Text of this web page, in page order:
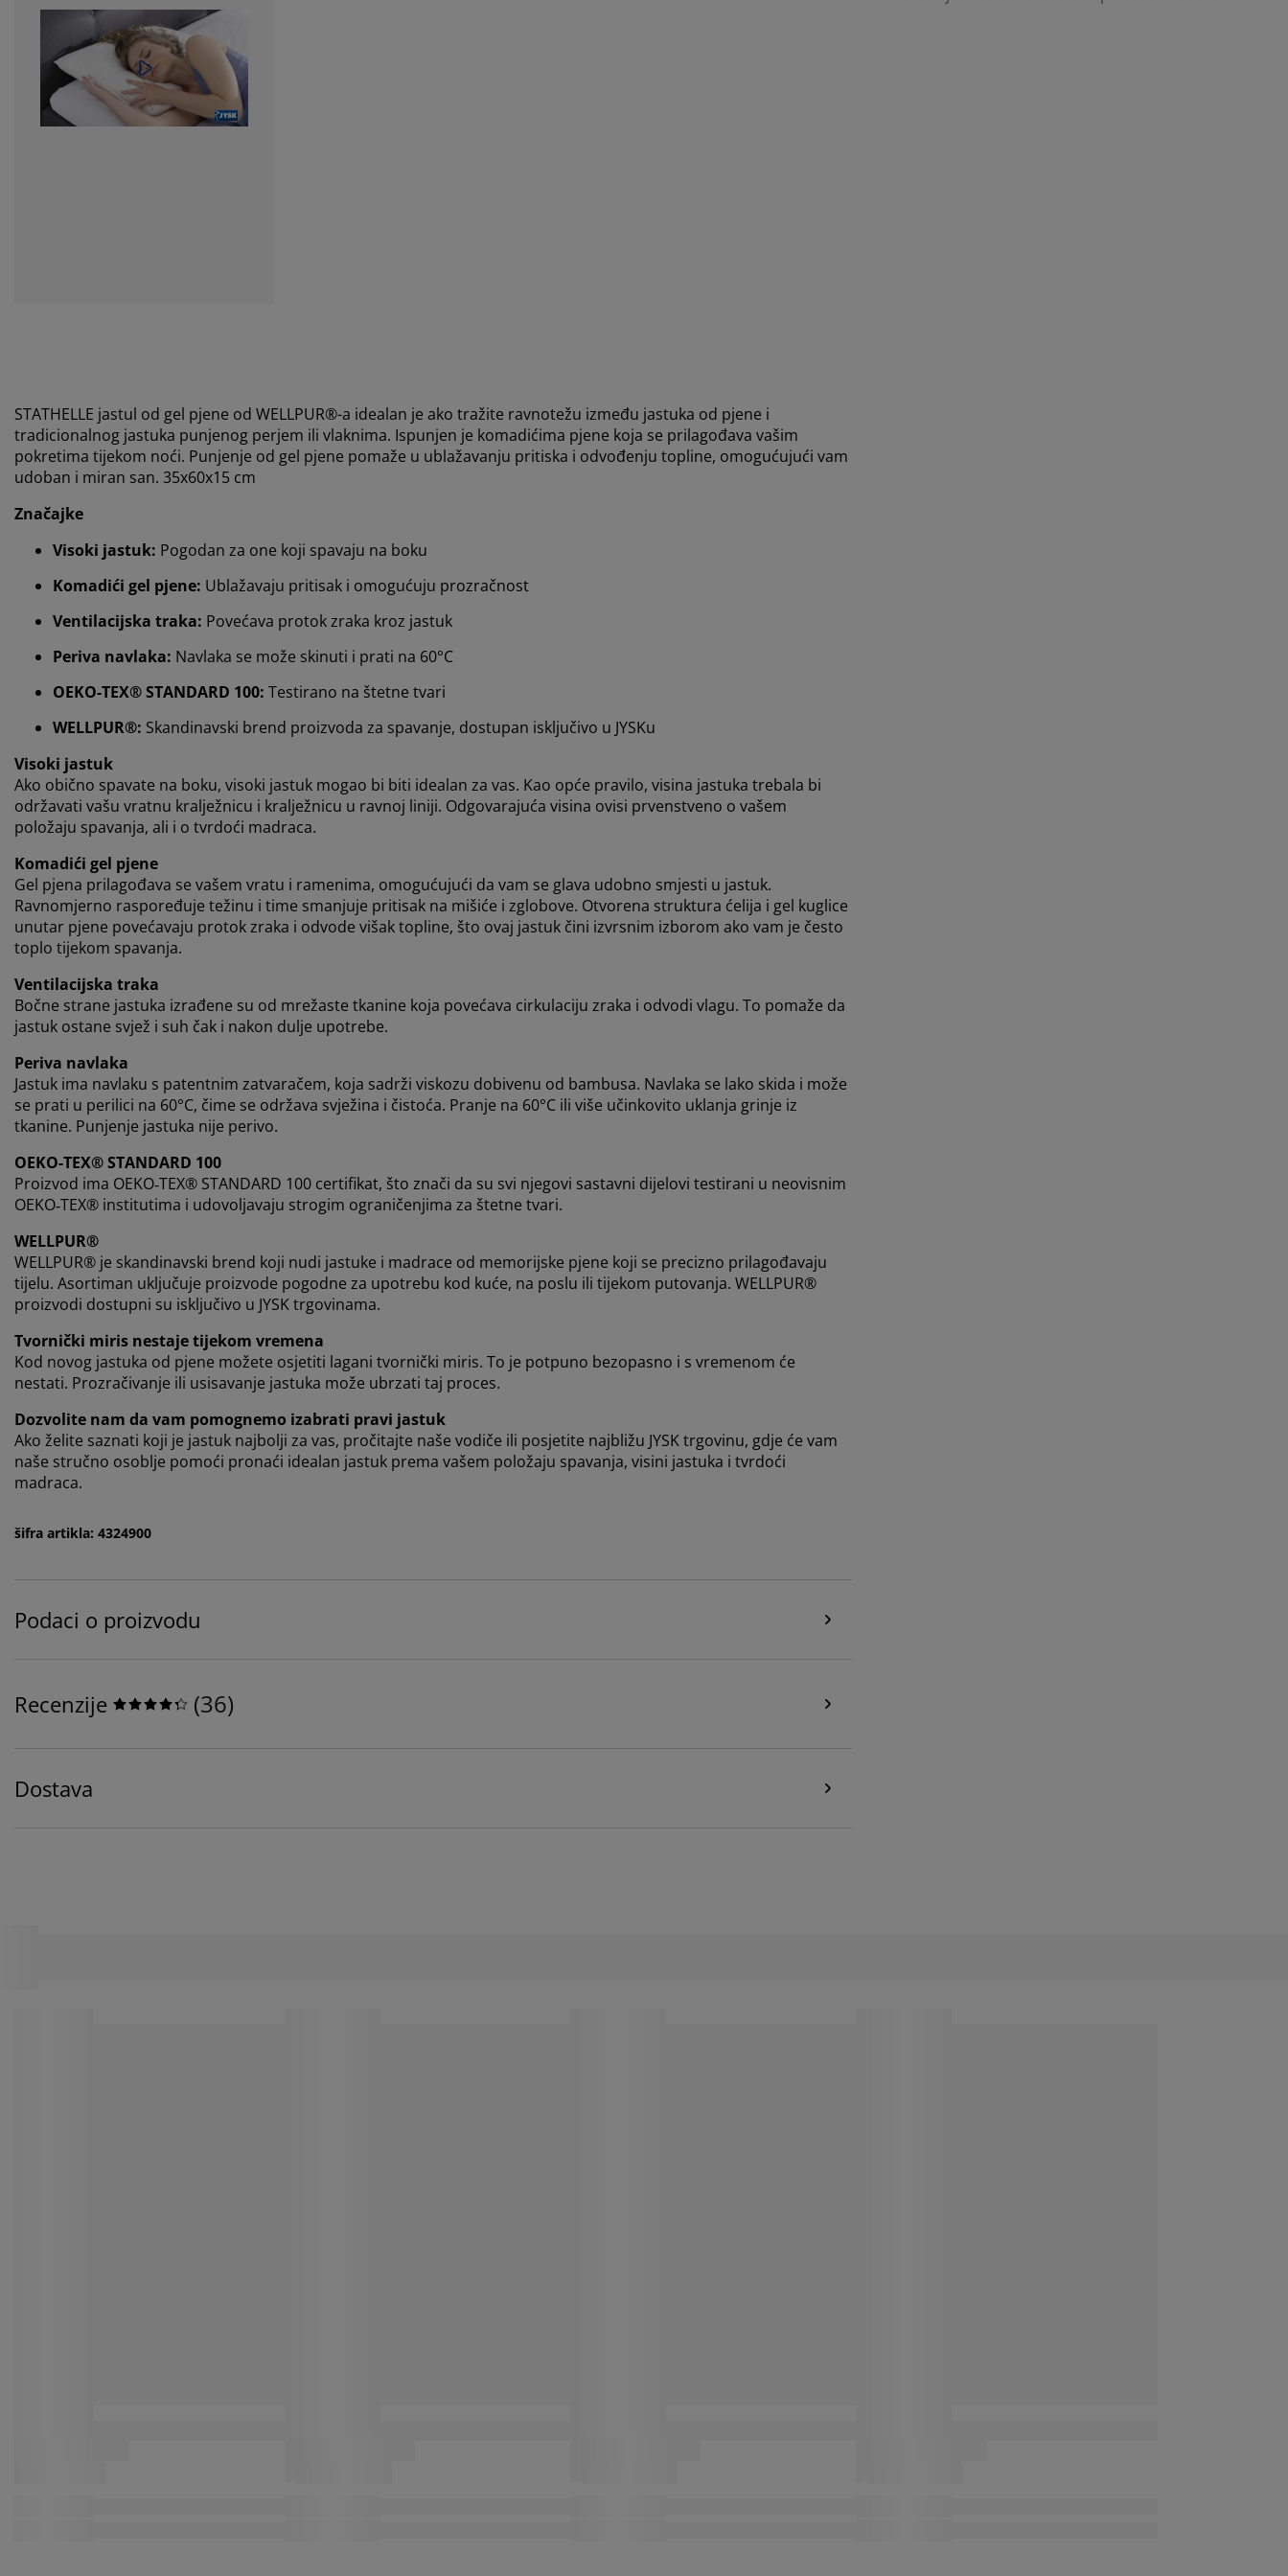
STATHELLE jastul od gel pjene od WELLPUR®-a idealan je ako tražite ravnotežu između jastuka od pjene i
tradicionalnog jastuka punjenog perjem ili vlaknima. Ispunjen je komadićima pjene koja se prilagođava vašim
pokretima tijekom noći. Punjenje od gel pjene pomaže u ublažavanju pritiska i odvođenju topline, omogućujući vam
udoban i miran san. 35x60x15 cm
Značajke
Visoki jastuk: Pogodan za one koji spavaju na boku
Komadići gel pjene: Ublažavaju pritisak i omogućuju prozračnost
Ventilacijska traka: Povećava protok zraka kroz jastuk
Periva navlaka: Navlaka se može skinuti i prati na 60°C
OEKO-TEX® STANDARD 100: Testirano na štetne tvari
WELLPUR®: Skandinavski brend proizvoda za spavanje, dostupan isključivo u JYSKu
Visoki jastuk
Ako obično spavate na boku, visoki jastuk mogao bi biti idealan za vas. Kao opće pravilo, visina jastuka trebala bi
održavati vašu vratnu kralježnicu i kralježnicu u ravnoj liniji. Odgovarajuća visina ovisi prvenstveno o vašem
položaju spavanja, ali i o tvrdoći madraca.
Komadići gel pjene
Gel pjena prilagođava se vašem vratu i ramenima, omogućujući da vam se glava udobno smjesti u jastuk.
Ravnomjerno raspoređuje težinu i time smanjuje pritisak na mišiće i zglobove. Otvorena struktura ćelija i gel kuglice
unutar pjene povećavaju protok zraka i odvode višak topline, što ovaj jastuk čini izvrsnim izborom ako vam je često
toplo tijekom spavanja.
Ventilacijska traka
Bočne strane jastuka izrađene su od mrežaste tkanine koja povećava cirkulaciju zraka i odvodi vlagu. To pomaže da
jastuk ostane svjež i suh čak i nakon dulje upotrebe.
Periva navlaka
Jastuk ima navlaku s patentnim zatvaračem, koja sadrži viskozu dobivenu od bambusa. Navlaka se lako skida i može
se prati u perilici na 60°C, čime se održava svježina i čistoća. Pranje na 60°C ili više učinkovito uklanja grinje iz
tkanine. Punjenje jastuka nije perivo.
OEKO-TEX® STANDARD 100
Proizvod ima OEKO‑TEX® STANDARD 100 certifikat, što znači da su svi njegovi sastavni dijelovi testirani u neovisnim
OEKO‑TEX® institutima i udovoljavaju strogim ograničenjima za štetne tvari.
WELLPUR®
WELLPUR® je skandinavski brend koji nudi jastuke i madrace od memorijske pjene koji se precizno prilagođavaju
tijelu. Asortiman uključuje proizvode pogodne za upotrebu kod kuće, na poslu ili tijekom putovanja. WELLPUR®
proizvodi dostupni su isključivo u JYSK trgovinama.
Tvornički miris nestaje tijekom vremena
Kod novog jastuka od pjene možete osjetiti lagani tvornički miris. To je potpuno bezopasno i s vremenom će
nestati. Prozračivanje ili usisavanje jastuka može ubrzati taj proces.
Dozvolite nam da vam pomognemo izabrati pravi jastuk
Ako želite saznati koji je jastuk najbolji za vas, pročitajte naše vodiče ili posjetite najbližu JYSK trgovinu, gdje će vam
naše stručno osoblje pomoći pronaći idealan jastuk prema vašem položaju spavanja, visini jastuka i tvrdoći
madraca.
šifra artikla: 4324900
Podaci o proizvodu
Recenzije (36)
Dostava